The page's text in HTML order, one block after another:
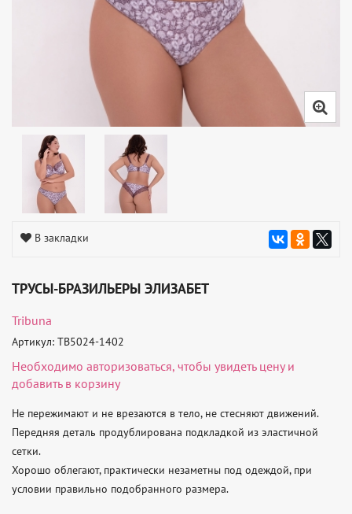
В закладки
ТРУСЫ-БРАЗИЛЬЕРЫ ЭЛИЗАБЕТ
Tribuna
Артикул: TB5024-1402
Необходимо авторизоваться, чтобы увидеть цену и
добавить в корзину
Не пережимают и не врезаются в тело, не стесняют движений.
Передняя деталь продублирована подкладкой из эластичной
сетки.
Хорошо облегают, практически незаметны под одеждой, при
условии правильно подобранного размера.